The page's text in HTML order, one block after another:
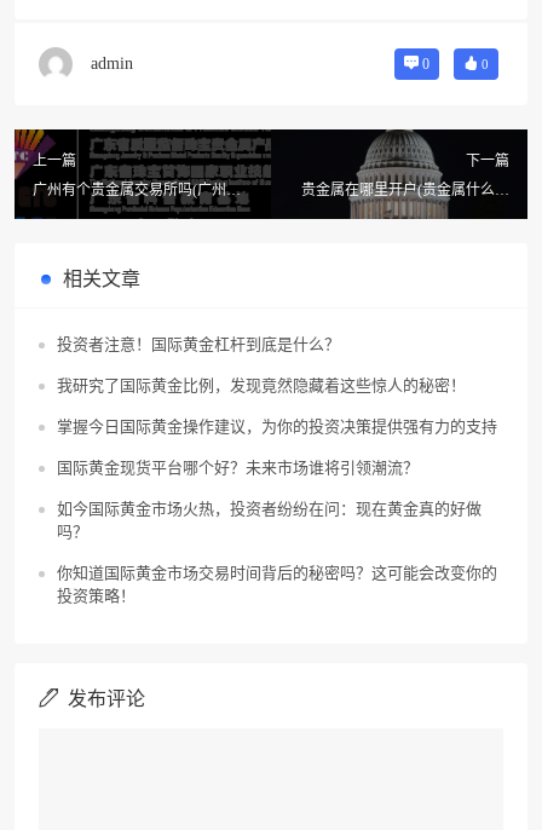
admin 0 0
上一篇
广州有个贵金属交易所吗(广州有
没有贵金属交易公司)
下一篇
贵金属在哪里开户(贵金属什么时
候可以开户?)
相关文章
投资者注意！国际黄金杠杆到底是什么？
我研究了国际黄金比例，发现竟然隐藏着这些惊人的秘密！
掌握今日国际黄金操作建议，为你的投资决策提供强有力的支持
国际黄金现货平台哪个好？未来市场谁将引领潮流？
如今国际黄金市场火热，投资者纷纷在问：现在黄金真的好做
吗？
你知道国际黄金市场交易时间背后的秘密吗？这可能会改变你的
投资策略！
发布评论